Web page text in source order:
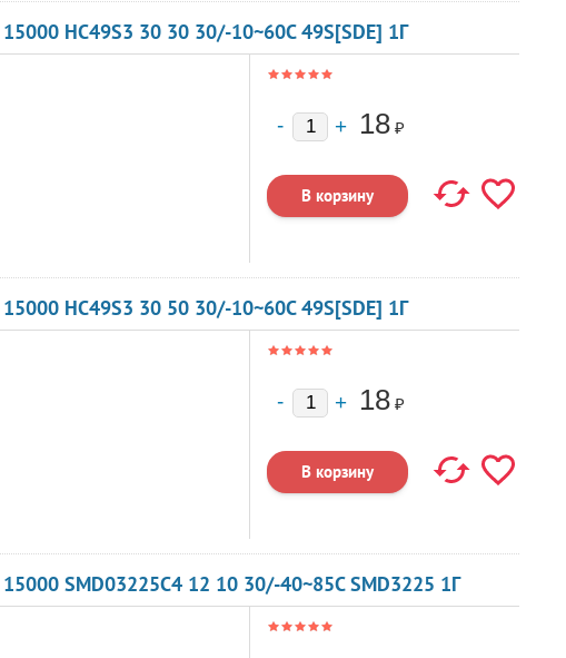
HC49S3 30 30 30/-10~60C 49S[SDE] 1Г
18 ₽
HC49S3 30 50 30/-10~60C 49S[SDE] 1Г
18 ₽
SMD03225C4 12 10 30/-40~85C SMD3225 1Г